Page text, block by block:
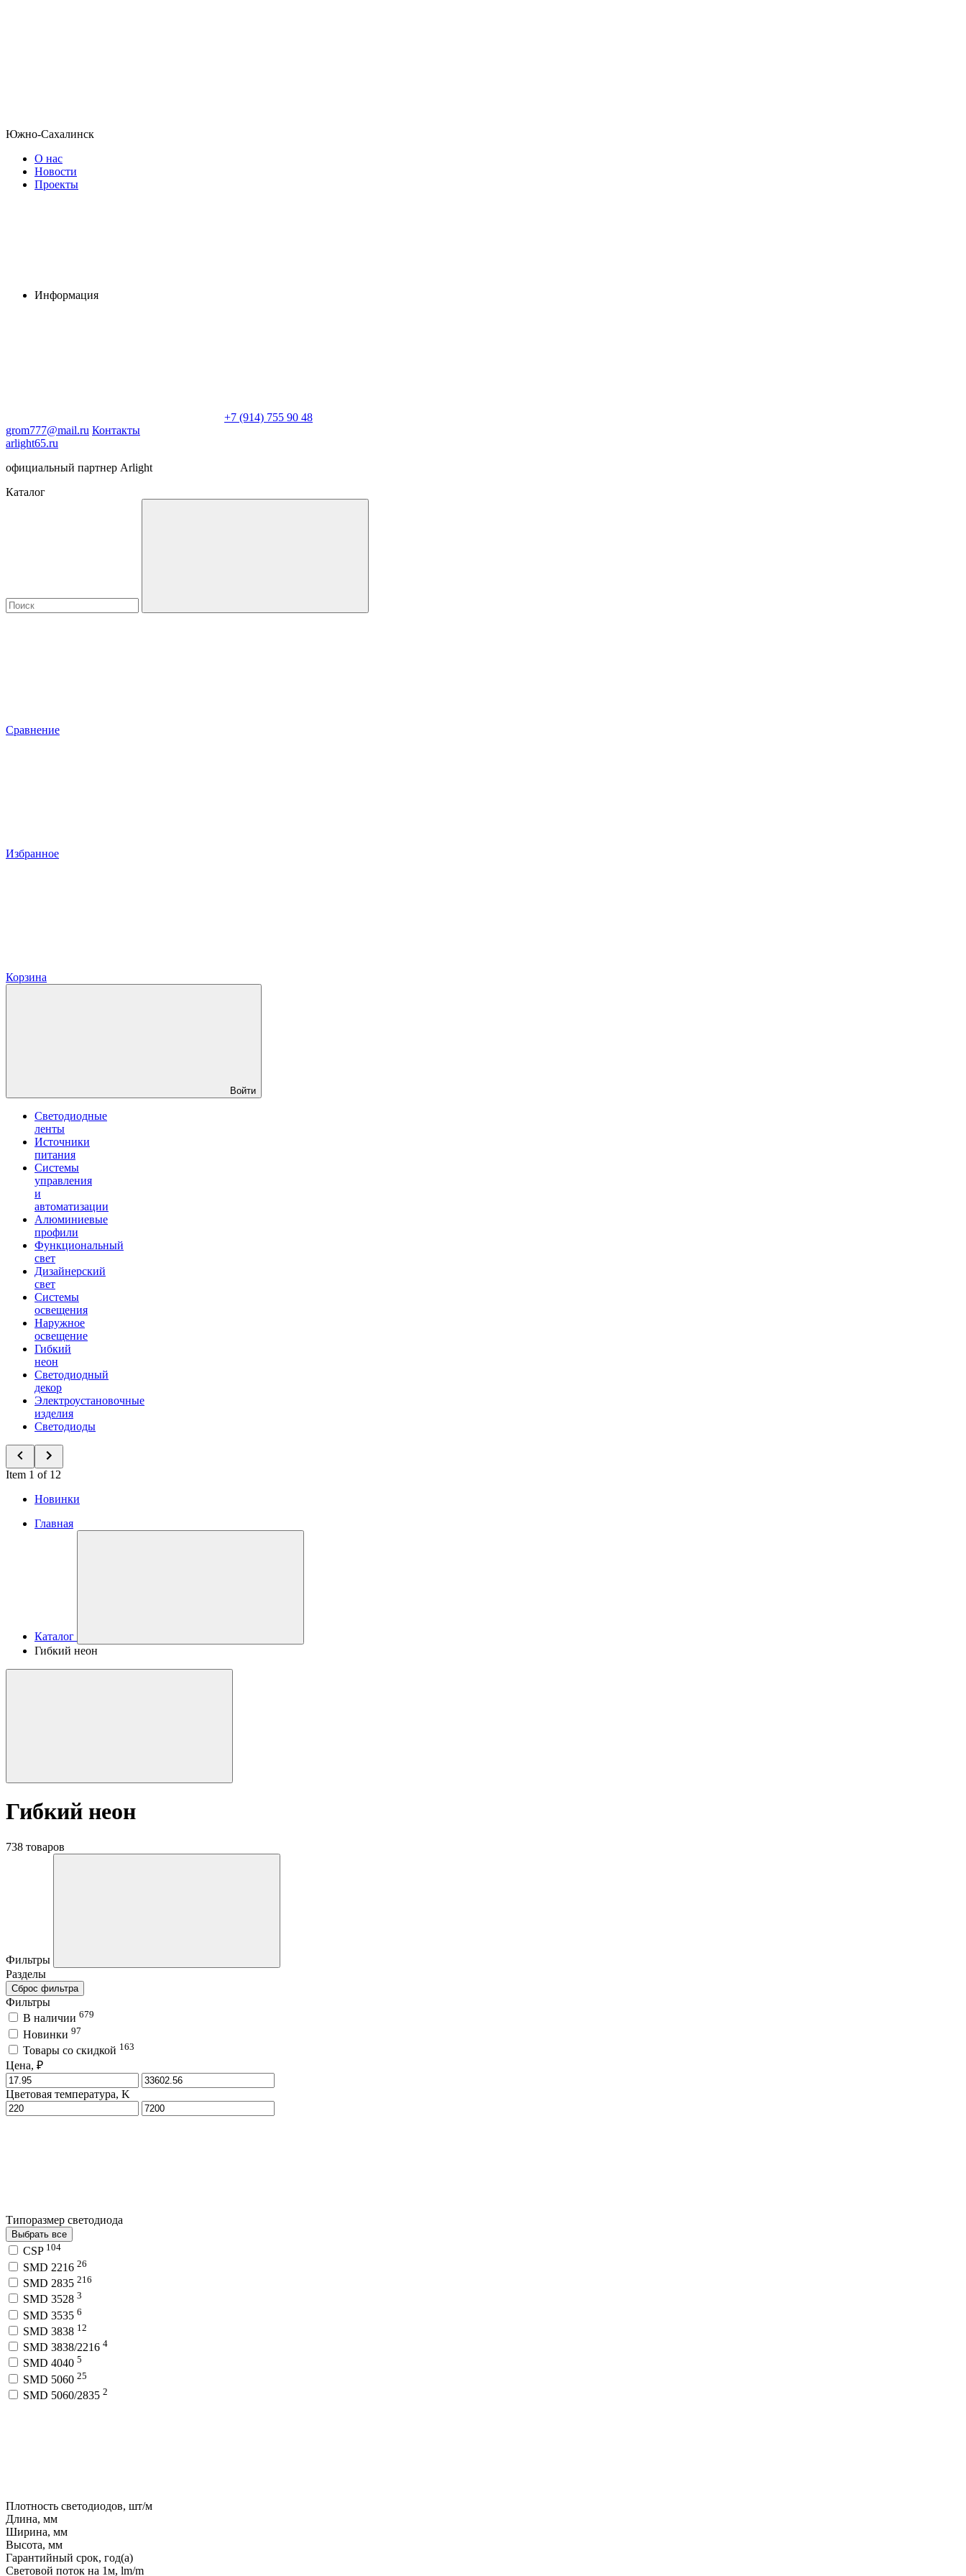
Южно-Сахалинск
О нас
Новости
Проекты
Информация
+7 (914) 755 90 48
grom777@mail.ru Контакты
arlight65.ru
официальный партнер Arlight
Каталог
Сравнение
Избранное
Корзина
Войти
Светодиодные
ленты
Источники
питания
Системы
управления
и
автоматизации
Алюминиевые
профили
Функциональный
свет
Дизайнерский
свет
Системы
освещения
Наружное
освещение
Гибкий
неон
Светодиодный
декор
Электроустановочные
изделия
Светодиоды
Item 1 of 12
Новинки
Главная
Каталог
Гибкий неон
Гибкий неон
738 товаров
Фильтры
Разделы
Сброс фильтра
Фильтры
В наличии 679
Новинки 97
Товары со скидкой 163
Цена, ₽
Цветовая температура, K
Типоразмер светодиода
Выбрать все
CSP 104
SMD 2216 26
SMD 2835 216
SMD 3528 3
SMD 3535 6
SMD 3838 12
SMD 3838/2216 4
SMD 4040 5
SMD 5060 25
SMD 5060/2835 2
Плотность светодиодов, шт/м
Длина, мм
Ширина, мм
Высота, мм
Гарантийный срок, год(а)
Световой поток на 1м, lm/m